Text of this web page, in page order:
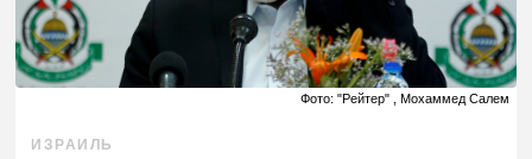
Фото: "Рейтер" , Мохаммед Салем
ИЗРАИЛЬ